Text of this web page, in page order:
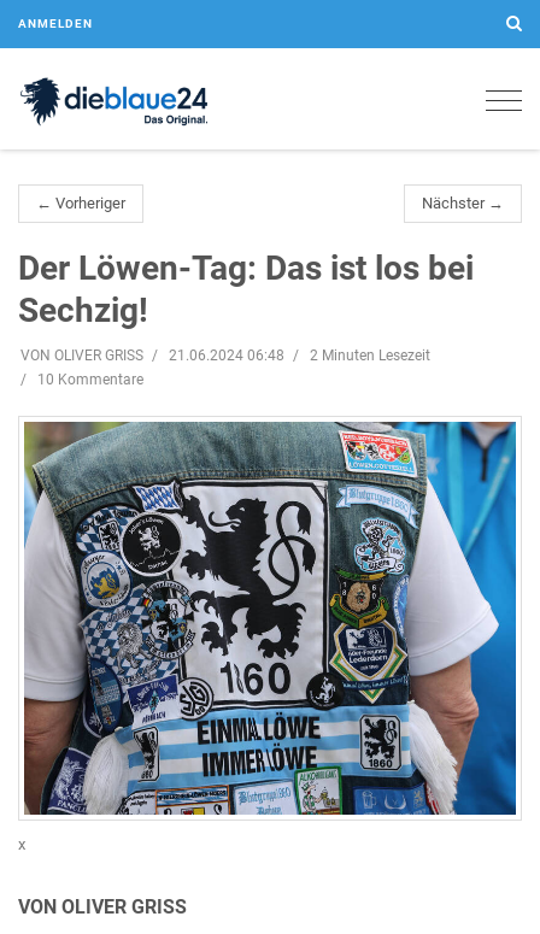
ANMELDEN
← Vorheriger Nächster →
Der Löwen-Tag: Das ist los bei
Sechzig!
VON OLIVER GRISS 21.06.2024 06:48
2 Minuten Lesezeit
10 Kommentare
x
VON OLIVER GRISS